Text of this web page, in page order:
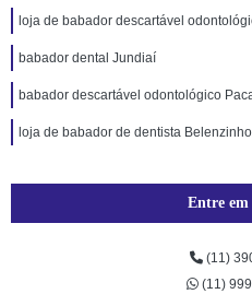
loja de babador descartável
babador dental Jundiaí
babador descartável odontológico
loja de babador de dentista Belenzinho
Entre em
(11)
(11)